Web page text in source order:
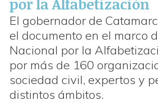
por la Alfabetización
El gobernador de
el documento en el marco
Nacional por la
por más de 160
sociedad civil, expertos y
distintos ámbitos.